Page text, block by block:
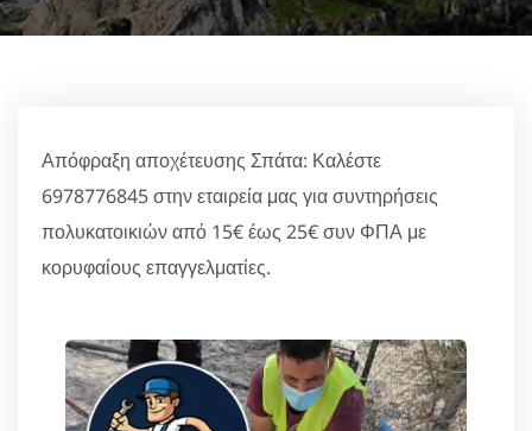
Απόφραξη αποχέτευσης Σπάτα: Καλέστε
6978776845 στην εταιρεία μας για συντηρήσεις
πολυκατοικιών από 15€ έως 25€ συν ΦΠΑ με
κορυφαίους επαγγελματίες.